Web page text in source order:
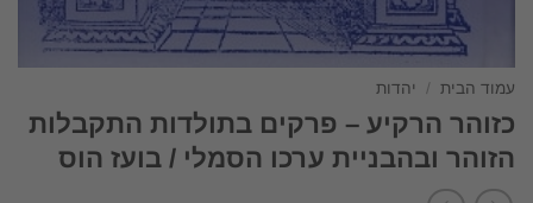
עמוד הבית / יהדות
כזוהר הרקיע – פרקים בתולדות התקבלות
הזוהר ובהבניית ערכו הסמלי / בועז הוס